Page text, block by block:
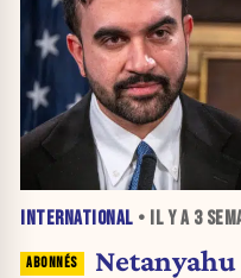
INTERNATIONAL • IL Y A 3
Netanyahu